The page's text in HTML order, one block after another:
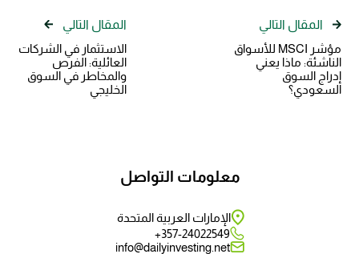
المقال التالي
مؤشر MSCI للأسواق
الناشئة: ماذا يعني
إدراج السوق
السعودي؟
المقال التالي
الاستثمار في الشركات
العائلية: الفرص
والمخاطر في السوق
الخليجي
معلومات التواصل
الإمارات العربية المتحدة
357-24022549+
info@dailyinvesting.net